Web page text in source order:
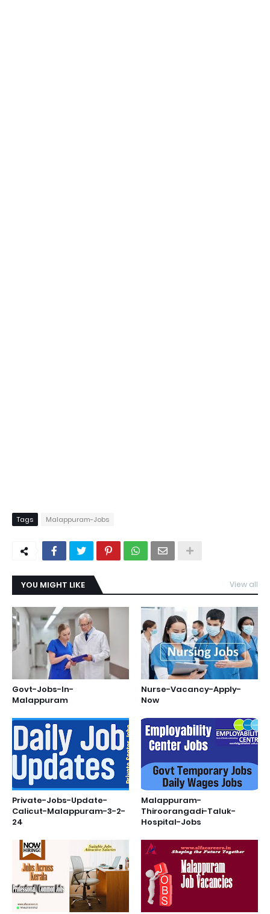
Tags Malappuram-Jobs
YOU MIGHT LIKE View all
Govt-Jobs-In-
Malappuram
Nurse-Vacancy-Apply-
Now
Private-Jobs-Update-
Calicut-Malappuram-3-2-
24
Malappuram-
Thiroorangadi-Taluk-
Hospital-Jobs